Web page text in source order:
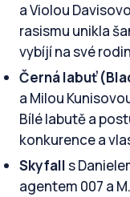
a Violou
rasismu unikla
vybíjí na své
Černá labuť
a Milou
Bílé labutě a
konkurence a
Skyfalls
agentem 007 a